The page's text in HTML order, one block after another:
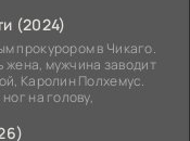
(2024)
прокурором в Чикаго.
жена, мужчина заводит
Каролин Полхемус.
на голову,